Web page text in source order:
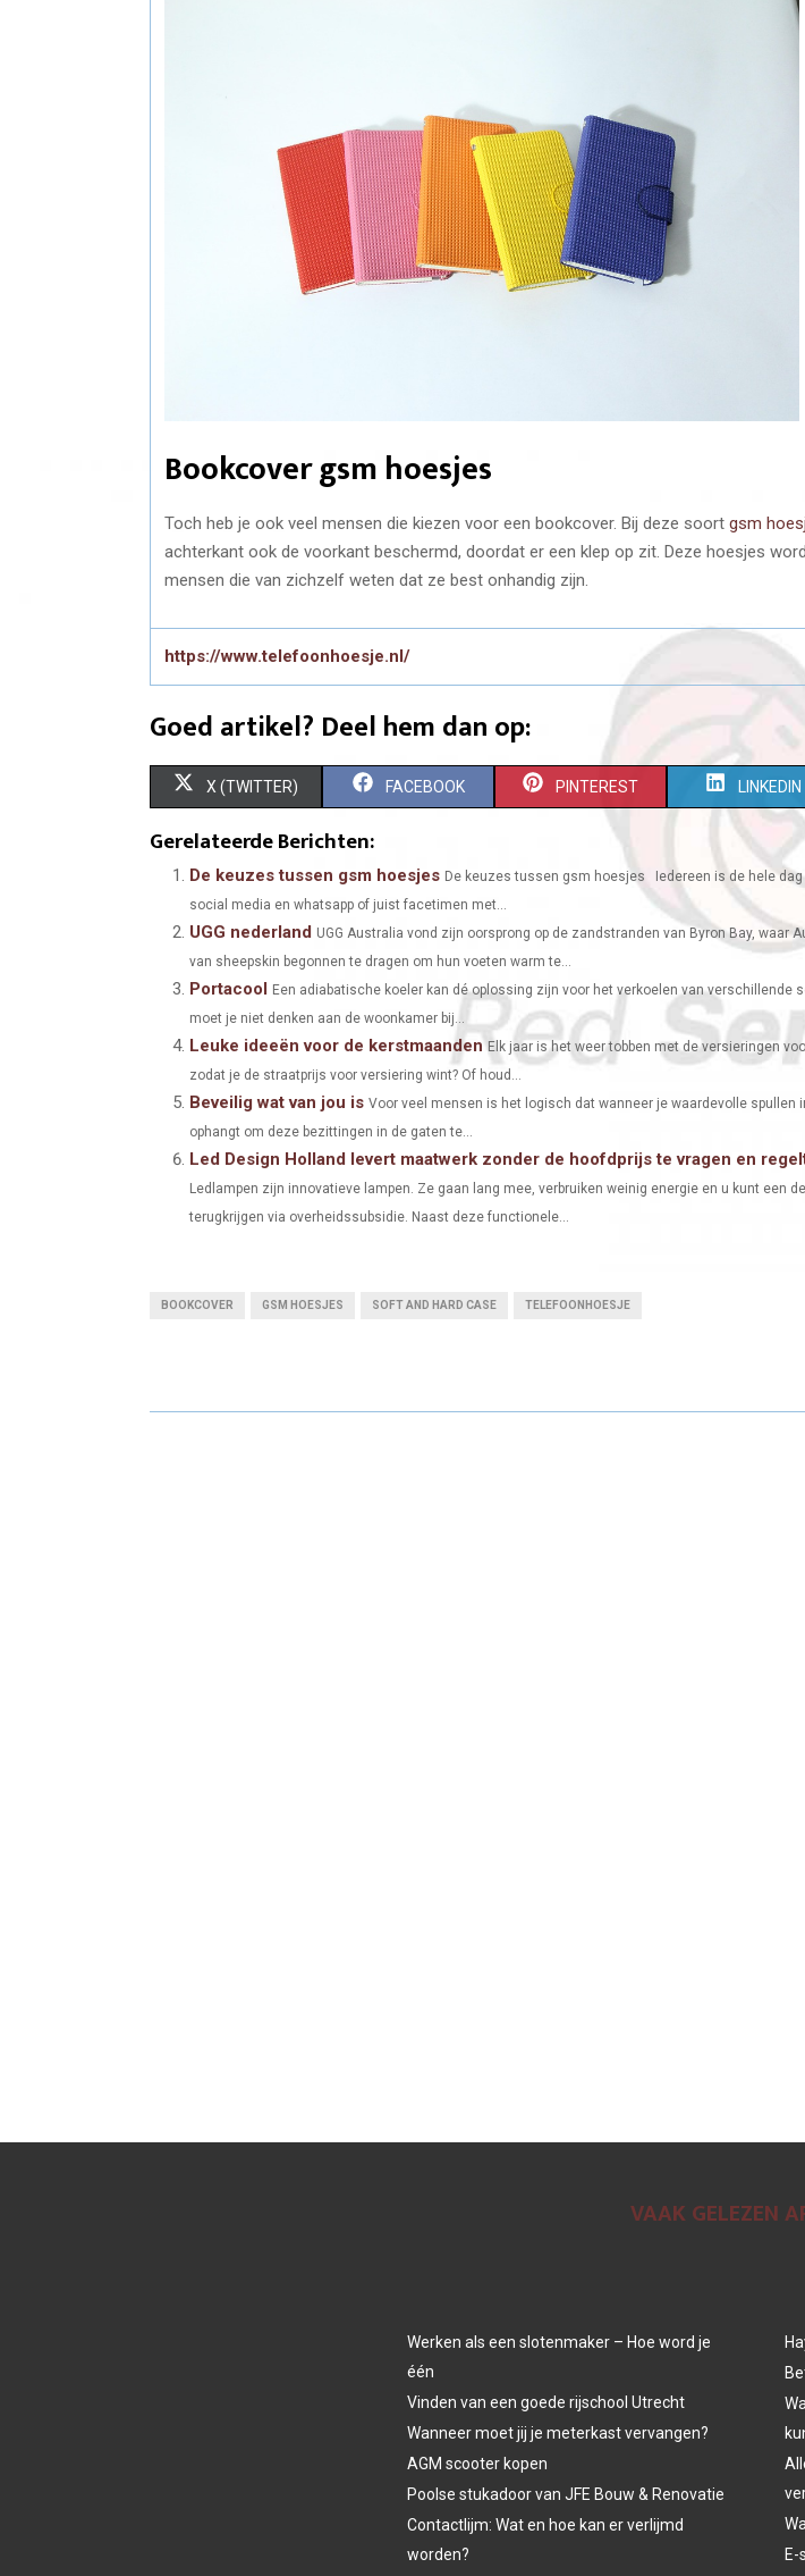
Bookcover gsm hoesjes
Toch heb je ook veel mensen die kiezen voor een bookcover. Bij deze soort gsm
achterkant ook de voorkant beschermd, doordat er een klep op zit. Deze hoesjes
mensen die van zichzelf weten dat ze best onhandig zijn.
https://www.telefoonhoesje.nl/
Goed artikel? Deel hem dan op:
S
R
O
X (TWITTER) S
R
O
FACEBOOK S
O
PINTEREST S
R
E
O
LINKEDIN
Gerelateerde Berichten:
De keuzes tussen gsm hoesjes De keuzes tussen gsm hoesjes Iedereen is de hele dag
social media en whatsapp of juist facetimen met...
UGG nederland UGG Australia vond zijn oorsprong op de zandstranden van Byron Bay, waar
van sheepskin begonnen te dragen om hun voeten warm te...
Portacool Een adiabatische koeler kan dé oplossing zijn voor het verkoelen van verschillende
moet je niet denken aan de woonkamer bij...
Leuke ideeën voor de kerstmaanden Elk jaar is het weer tobben met de versieringen
zodat je de straatprijs voor versiering wint? Of houd...
Beveilig wat van jou is Voor veel mensen is het logisch dat wanneer je waardevolle spullen
ophangt om deze bezittingen in de gaten te...
Led Design Holland levert maatwerk zonder de hoofdprijs te vragen en
Ledlampen zijn innovatieve lampen. Ze gaan lang mee, verbruiken weinig energie en u kunt een
terugkrijgen via overheidssubsidie. Naast deze functionele...
BOOKCOVER GSM HOESJES SOFT AND HARD CASE TELEFOONHOESJE
VAAK GELEZEN
Werken als een slotenmaker – Hoe word je
één
Vinden van een goede rijschool Utrecht
Wanneer moet jij je meterkast vervangen?
AGM scooter kopen
Poolse stukadoor van JFE Bouw & Renovatie
Contactlijm: Wat en hoe kan er verlijmd
worden?